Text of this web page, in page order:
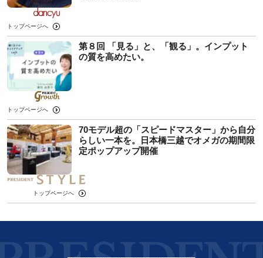
トップページへ
第８回 「見る」と、「観る」。インプット
の質を高めたい。
トップページへ
70モデル超の「スピードマスター」から自分
らしい一本を。日本橋三越でオメガの期間限
定ポップアップ開催
トップページへ